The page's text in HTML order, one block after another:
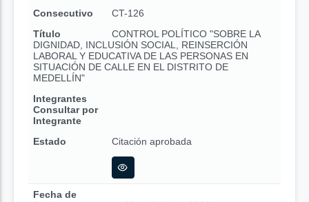
Consecutivo
CT-126
Título
CONTROL POLÍTICO "SOBRE LA
DIGNIDAD, INCLUSIÓN SOCIAL, REINSERCIÓN
LABORAL Y EDUCATIVA DE LAS PERSONAS EN
SITUACIÓN DE CALLE EN EL DISTRITO DE
MEDELLÍN"
Integrantes
Consultar por
Integrante
Estado
Citación aprobada
Fecha de